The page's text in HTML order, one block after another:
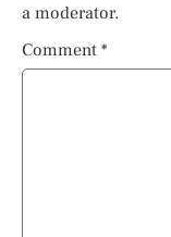
a moderator.
Comment *